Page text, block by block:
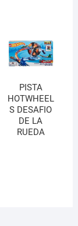
PISTA
HOTWHEEL
S DESAFIO
DE LA
RUEDA